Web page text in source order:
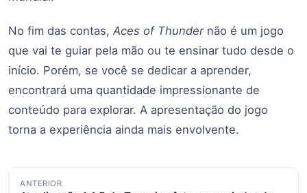
No fim das contas, Aces of Thundernão é um jogo
que vai te guiar pela mão ou te ensinar tudo desde o
início. Porém, se você se dedicar a aprender,
encontrará uma quantidade impressionante de
conteúdo para explorar. A apresentação do jogo
torna a experiência ainda mais envolvente.
Navegação
ANTERIOR